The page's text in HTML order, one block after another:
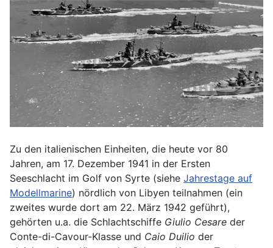
Zu den italienischen Einheiten, die heute vor 80
Jahren, am 17. Dezember 1941 in der Ersten
Seeschlacht im Golf von Syrte (siehe Jahrestage auf
Modellmarine) nördlich von Libyen teilnahmen (ein
zweites wurde dort am 22. März 1942 geführt),
gehörten u.a. die Schlachtschiffe Giulio Cesare der
Conte-di-Cavour-Klasse und Caio Duilio der